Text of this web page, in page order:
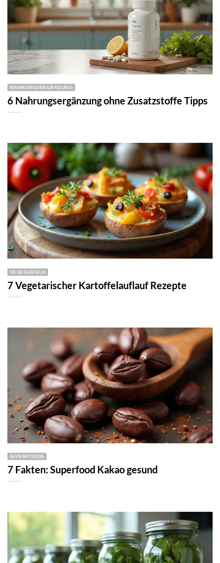
NAHRUNGSERGÄNZUNG
6 Nahrungsergänzung ohne Zusatzstoffe Tipps
VEGETARISCH
7 Vegetarischer Kartoffelauflauf Rezepte
SUPERFOODS
7 Fakten: Superfood Kakao gesund